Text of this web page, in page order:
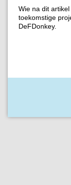
Wie na dit
toekomstige
DeFDonkey.